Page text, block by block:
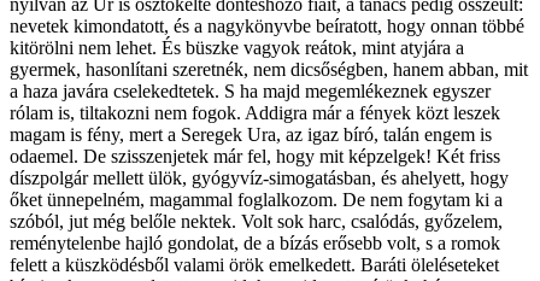
nyilván az Úr is ösztökélte döntéshozó fiait, a tanács pedig összeült:
nevetek kimondatott, és a nagykönyvbe beíratott, hogy onnan többé
kitörölni nem lehet. És büszke vagyok reátok, mint atyjára a
gyermek, hasonlítani szeretnék, nem dicsőségben, hanem abban, mit
a haza javára cselekedtetek. S ha majd megemlékeznek egyszer
rólam is, tiltakozni nem fogok. Addigra már a fények közt leszek
magam is fény, mert a Seregek Ura, az igaz bíró, talán engem is
odaemel. De szisszenjetek már fel, hogy mit képzelgek! Két friss
díszpolgár mellett ülök, gyógyvíz-simogatásban, és ahelyett, hogy
őket ünnepelném, magammal foglalkozom. De nem fogytam ki a
szóból, jut még belőle nektek. Volt sok harc, csalódás, győzelem,
reménytelenbe hajló gondolat, de a bízás erősebb volt, s a romok
felett a küszködésből valami örök emelkedett. Baráti öleléseteket